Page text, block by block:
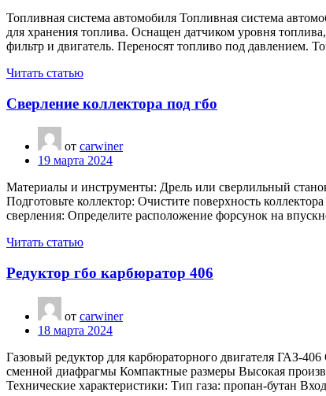
Топливная система автомобиля Топливная система
для хранения топлива. Оснащен датчиком уровня
фильтр и двигатель. Переносят топливо под давлением.
Читать статью
Сверление коллектора под гбо
от carwiner
19 марта 2024
Материалы и инструменты: Дрель или сверлильный
Подготовьте коллектор: Очистите поверхность
сверления: Определите расположение форсунок на
Читать статью
Редуктор гбо карбюратор 406
от carwiner
18 марта 2024
Газовый редуктор для карбюраторного двигателя ГАЗ-
сменной диафрагмы Компактные размеры Высокая
Технические характеристики: Тип газа: пропан-бутан